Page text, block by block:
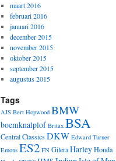
maart 2016
februari 2016
januari 2016
december 2015
november 2015
oktober 2015
september 2015
augustus 2015
Tags
AJS Bert Hopwood BMW
boemknalplof Britax BSA
Central ClassicsDKW Edward Turner
Emons ES2 FN GileraHarleyHonda